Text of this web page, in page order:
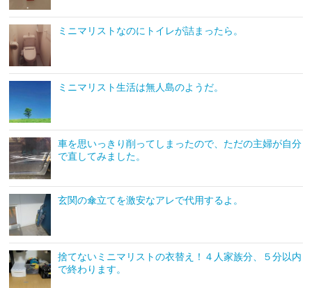
ミニマリストなのにトイレが詰まったら。
ミニマリスト生活は無人島のようだ。
車を思いっきり削ってしまったので、ただの主婦が自分
で直してみました。
玄関の傘立てを激安なアレで代用するよ。
捨てないミニマリストの衣替え！４人家族分、５分以内
で終わります。